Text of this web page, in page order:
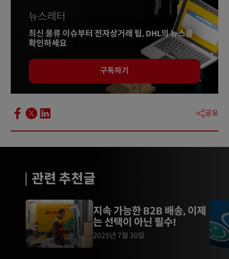
뉴스레터
최신 물류 이슈부터 전자상거래 팁, DHL의 뉴스를
확인하세요
구독하기
공유
관련 추천글
지속 가능한 B2B 배송, 이제
는 선택이 아닌 필수!
2025년 7월 30일